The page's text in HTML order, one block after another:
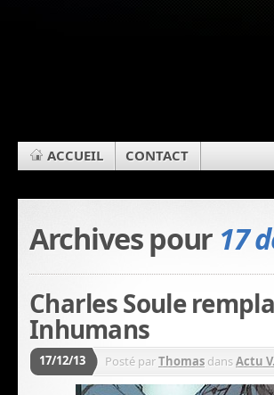
ACCUEIL CONTACT
Archives pour 17
Charles Soule
Inhumans
17/12/13 Posté parThomas dansActu